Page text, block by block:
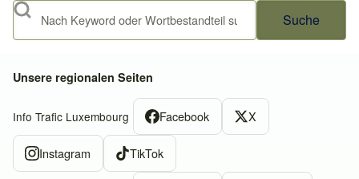
Suche
Unsere regionalen Seiten
Info Trafic Luxembourg Facebook X
Instagram TikTok